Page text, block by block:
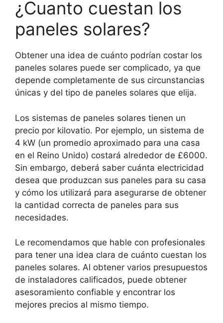
¿Cuanto cuestan los
paneles solares?
Obtener una idea de cuánto podrían costar los
paneles solares puede ser complicado, ya que
depende completamente de sus circunstancias
únicas y del tipo de paneles solares que elija.
Los sistemas de paneles solares tienen un
precio por kilovatio. Por ejemplo, un sistema de
4 kW (un promedio aproximado para una casa
en el Reino Unido) costará alrededor de £6000.
Sin embargo, deberá saber cuánta electricidad
desea que produzcan sus paneles para su casa
y cómo los utilizará para asegurarse de obtener
la cantidad correcta de paneles para sus
necesidades.
Le recomendamos que hable con profesionales
para tener una idea clara de cuánto cuestan los
paneles solares. Al obtener varios presupuestos
de instaladores calificados, puede obtener
asesoramiento confiable y encontrar los
mejores precios al mismo tiempo.